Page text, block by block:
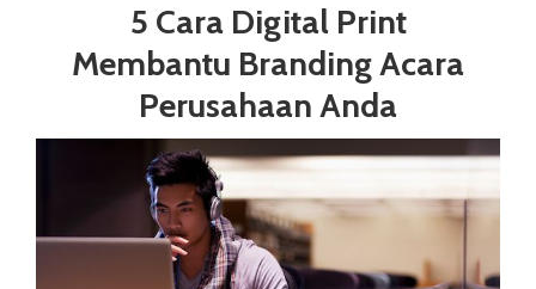
5 Cara Digital Print
Membantu Branding Acara
Perusahaan Anda